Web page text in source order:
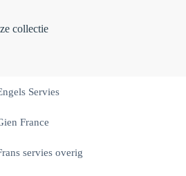
collectie
Servies
France
servies overig